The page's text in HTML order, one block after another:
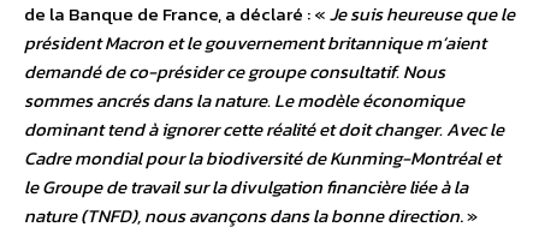
de la Banque de France, a déclaré : «Je suis heureuse que le
président Macron et le gouvernement britannique m’aient
demandé de co-présider ce groupe consultatif. Nous
sommes ancrés dans la nature. Le modèle économique
dominant tend à ignorer cette réalité et doit changer. Avec le
Cadre mondial pour la biodiversité de Kunming-Montréal et
le Groupe de travail sur la divulgation financière liée à la
nature (TNFD), nous avançons dans la bonne direction. »